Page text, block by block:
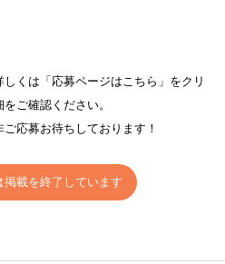
くは「応募ページはこちら」をクリ
ご確認ください。
応募お待ちしております！
掲載を終了しています